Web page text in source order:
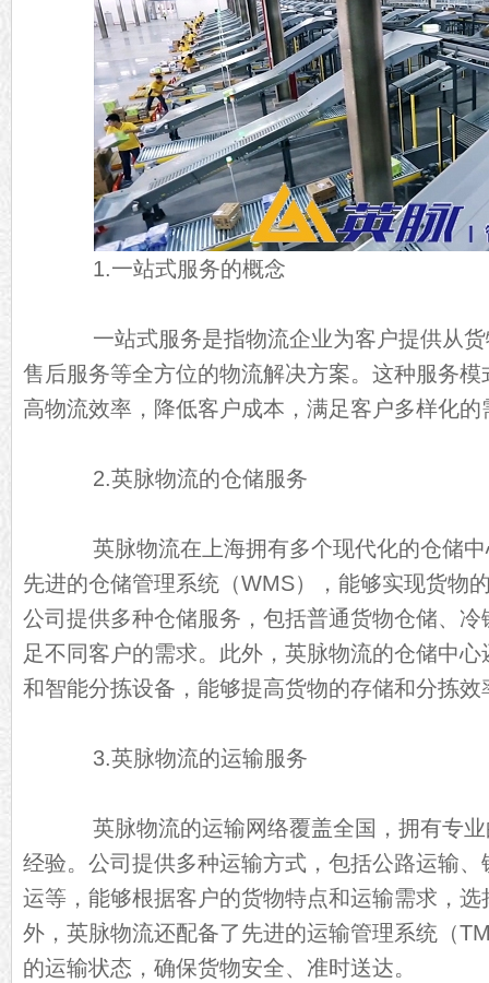
1.一站式服务的概念
一站式服务是指物流企业为客户提供从货
售后服务等全方位的物流解决方案。这种服务
高物流效率，降低客户成本，满足客户多样化的
2.英脉物流的仓储服务
英脉物流在上海拥有多个现代化的仓储中
先进的仓储管理系统（WMS），能够实现货物
公司提供多种仓储服务，包括普通货物仓储、
足不同客户的需求。此外，英脉物流的仓储中
和智能分拣设备，能够提高货物的存储和分拣效
3.英脉物流的运输服务
英脉物流的运输网络覆盖全国，拥有专业
经验。公司提供多种运输方式，包括公路运输
运等，能够根据客户的货物特点和运输需求，
外，英脉物流还配备了先进的运输管理系统（
的运输状态，确保货物安全、准时送达。